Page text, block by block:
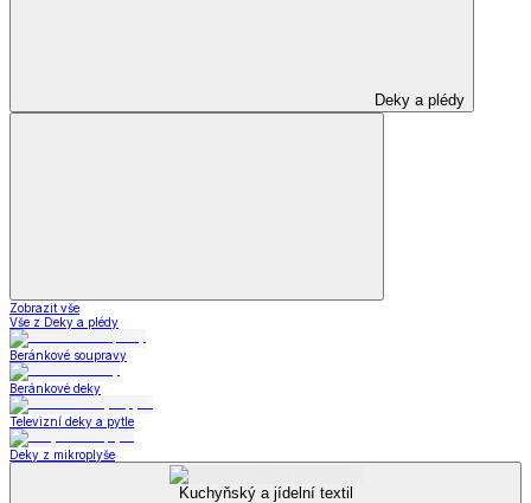
Deky a plédy
Zobrazit vše
Vše z Deky a plédy
Beránkové soupravy
Beránkové deky
Televizní deky a pytle
Deky z mikroplyše
Kuchyňský a jídelní textil